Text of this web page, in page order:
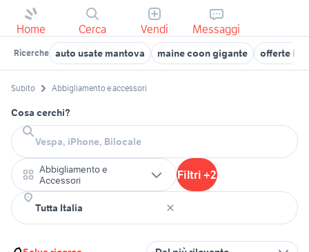
Home Cerca Vendi Messaggi
Ricerche auto usate mantova maine coon gigante offerte
Subito Abbigliamento e accessori
Cosa cerchi?
Abbigliamento e
Accessori
Filtri +2